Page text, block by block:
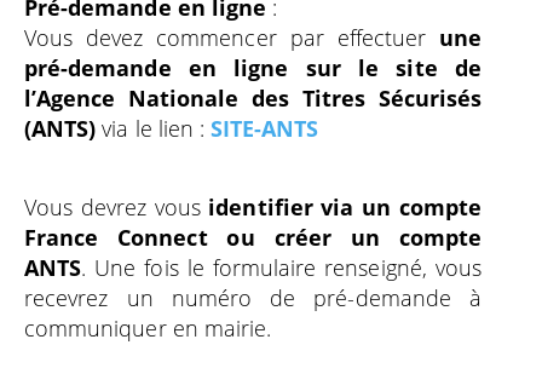
Pré-demande en ligne :
Vous devez commencer par effectuer une
pré-demande en ligne sur le site de
l’Agence Nationale des Titres Sécurisés
(ANTS) via le lien :SITE-ANTS
Vous devrez vous identifier via un compte
France Connectou créer un compte
ANTS. Une fois le formulaire renseigné, vous
recevrez un numéro de pré-demande à
communiquer en mairie.